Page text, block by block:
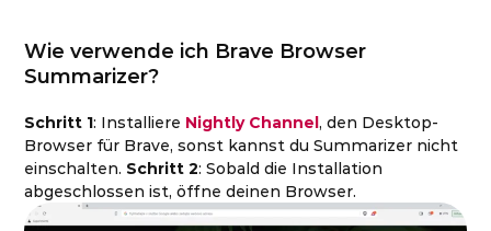
Wie verwende ich Brave Browser
Summarizer?
Schritt 1: Installiere Nightly Channel, den Desktop-
Browser für Brave, sonst kannst du Summarizer nicht
einschalten. Schritt 2: Sobald die Installation
abgeschlossen ist, öffne deinen Browser.